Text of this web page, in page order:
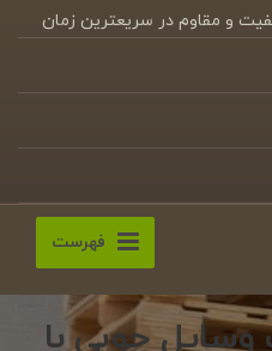
و مقاوم در سریعترین زمان
فهرست
چوبی با